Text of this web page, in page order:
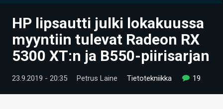
UUTISET
ARTIKKELIT
VIDEOT
TECHBBS
HP lipsautti julki lokakuussa
myyntiin tulevat Radeon RX
5300 XT:n ja B550-piirisarjan
23.9.2019 - 20:35 Petrus Laine Tietotekniikka 19